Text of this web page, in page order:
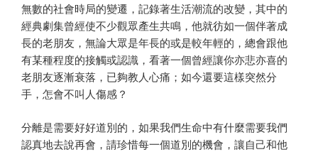
無數的社會時局的變遷，記錄著生活潮流的改變，其中的
經典劇集曾經使不少觀眾產生共鳴，他就彷如一個伴著成
長的老朋友，無論大眾是年長的或是較年輕的，總會跟他
有某種程度的接觸或認識，看著一個曾經讓你亦悲亦喜的
老朋友逐漸衰落，已夠教人心痛；如今還要這樣突然分
手，怎會不叫人傷感？
分離是需要好好道別的，如果我們生命中有什麼需要我們
認真地去說再會，請珍惜每一個道別的機會，讓自己和他